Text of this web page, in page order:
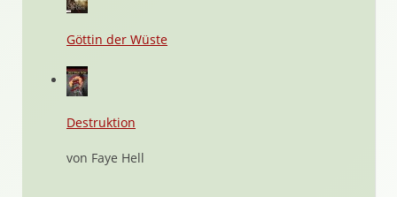
Göttin der Wüste
Destruktion
von Faye Hell